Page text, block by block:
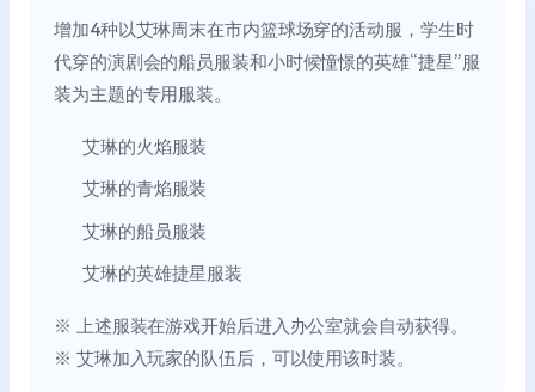
增加4种以艾琳周末在市内篮球场穿的活动服，学生时
代穿的演剧会的船员服装和小时候憧憬的英雄“捷星”服
装为主题的专用服装。
艾琳的火焰服装
艾琳的青焰服装
艾琳的船员服装
艾琳的英雄捷星服装
※ 上述服装在游戏开始后进入办公室就会自动获得。
※ 艾琳加入玩家的队伍后，可以使用该时装。